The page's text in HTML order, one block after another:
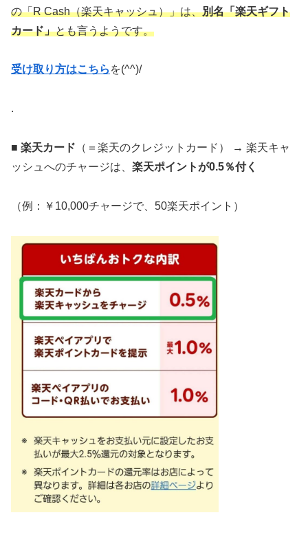
の「R Cash（楽天キャッシュ）」は、別名「楽天ギフト
カード」とも言うようです。
受け取り方はこちら を(^^)/
.
■ 楽天カード （＝楽天のクレジットカード） →
ッシュへのチャージは、 楽天ポイントが0.5％付く
（例：￥10,000チャージで、50楽天ポイント）